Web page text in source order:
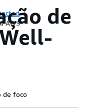
AWS
de
de foco